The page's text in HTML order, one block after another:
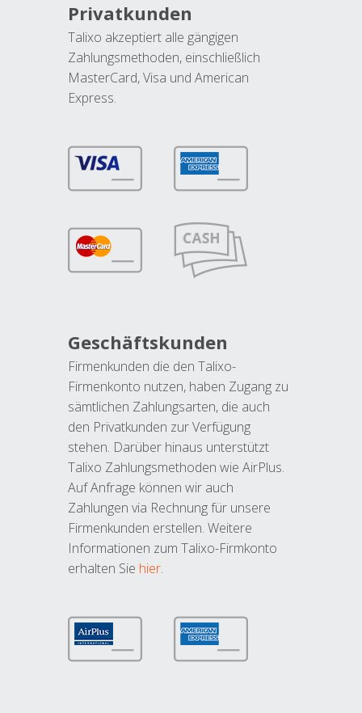
Privatkunden
Talixo akzeptiert alle gängigen
Zahlungsmethoden, einschließlich
MasterCard, Visa und American
Express.
Geschäftskunden
Firmenkunden die den Talixo-
Firmenkonto nutzen, haben Zugang zu
sämtlichen Zahlungsarten, die auch
den Privatkunden zur Verfügung
stehen. Darüber hinaus unterstützt
Talixo Zahlungsmethoden wie AirPlus.
Auf Anfrage können wir auch
Zahlungen via Rechnung für unsere
Firmenkunden erstellen. Weitere
Informationen zum Talixo-Firmkonto
erhalten Sie hier.